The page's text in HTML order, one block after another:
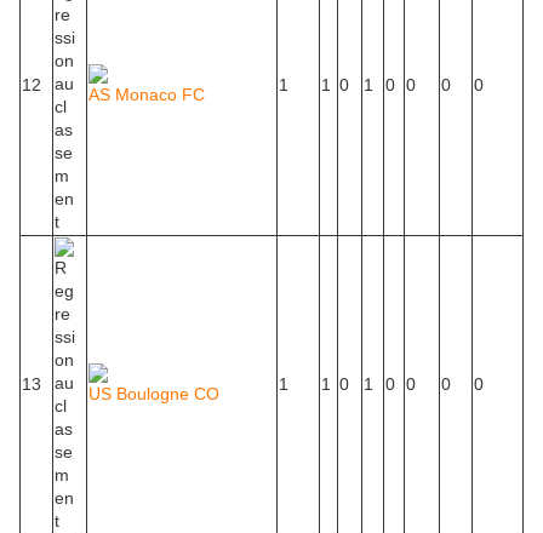
12 AS Monaco FC 1 1 0 1 0 0 0 0
13 US Boulogne CO 1 1 0 1 0 0 0 0